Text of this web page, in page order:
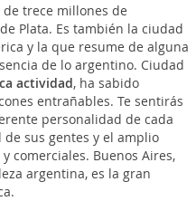
trece millones de
Plata. Es también la ciudad
y la que resume de alguna
de lo argentino. Ciudad
actividad, ha sabido
entrañables. Te sentirás
personalidad de cada
sus gentes y el amplio
comerciales. Buenos Aires,
argentina, es la gran